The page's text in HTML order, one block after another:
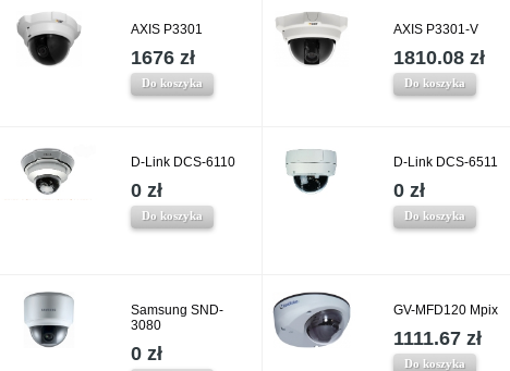
AXIS P3301
1676 zł
Do koszyka
AXIS P3301-V
1810.08 zł
Do koszyka
D-Link DCS-6110
0 zł
Do koszyka
D-Link DCS-6511
0 zł
Do koszyka
Samsung SND-
3080
0 zł
GV-MFD120 Mpix
1111.67 zł
Do koszyka